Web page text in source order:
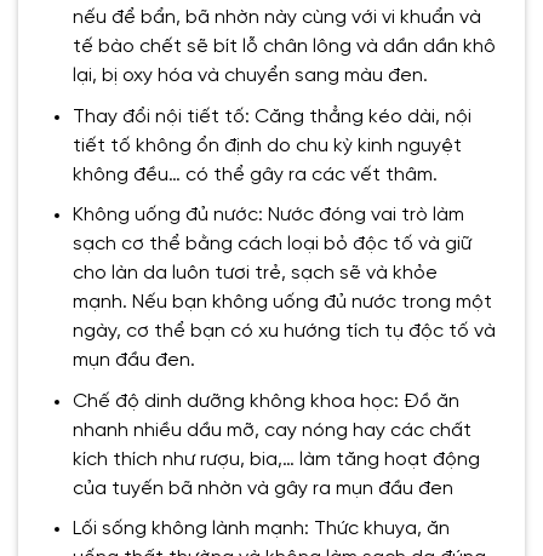
nếu để bẩn, bã nhờn này cùng với vi khuẩn và
tế bào chết sẽ bít lỗ chân lông và dần dần khô
lại, bị oxy hóa và chuyển sang màu đen.
Thay đổi nội tiết tố: Căng thẳng kéo dài, nội
tiết tố không ổn định do chu kỳ kinh nguyệt
không đều… có thể gây ra các vết thâm.
Không uống đủ nước: Nước đóng vai trò làm
sạch cơ thể bằng cách loại bỏ độc tố và giữ
cho làn da luôn tươi trẻ, sạch sẽ và khỏe
mạnh. Nếu bạn không uống đủ nước trong một
ngày, cơ thể bạn có xu hướng tích tụ độc tố và
mụn đầu đen.
Chế độ dinh dưỡng không khoa học: Đồ ăn
nhanh nhiều dầu mỡ, cay nóng hay các chất
kích thích như rượu, bia,… làm tăng hoạt động
của tuyến bã nhờn và gây ra mụn đầu đen
Lối sống không lành mạnh: Thức khuya, ăn